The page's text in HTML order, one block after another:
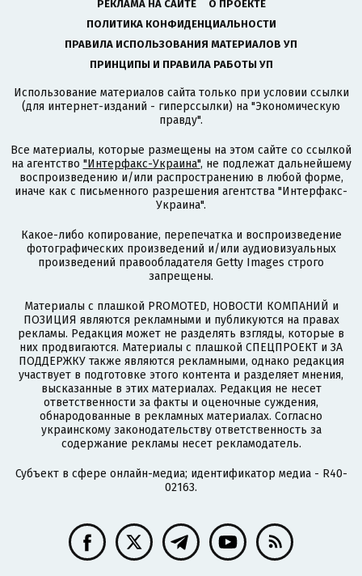
РЕКЛАМА НА САЙТЕ
О ПРОЕКТЕ
ПОЛИТИКА КОНФИДЕНЦИАЛЬНОСТИ
ПРАВИЛА ИСПОЛЬЗОВАНИЯ МАТЕРИАЛОВ УП
ПРИНЦИПЫ И ПРАВИЛА РАБОТЫ УП
Использование материалов сайта только при условии ссылки
(для интернет-изданий - гиперссылки) на "Экономическую
правду".
Все материалы, которые размещены на этом сайте со ссылкой
на агентство "Интерфакс-Украина", не подлежат дальнейшему
воспроизведению и/или распространению в любой форме,
иначе как с письменного разрешения агентства "Интерфакс-
Украина".
Какое-либо копирование, перепечатка и воспроизведение
фотографических произведений и/или аудиовизуальных
произведений правообладателя Getty Images строго
запрещены.
Материалы с плашкой PROMOTED, НОВОСТИ КОМПАНИЙ и
ПОЗИЦИЯ являются рекламными и публикуются на правах
рекламы. Редакция может не разделять взгляды, которые в
них продвигаются. Материалы с плашкой СПЕЦПРОЕКТ и ЗА
ПОДДЕРЖКУ также являются рекламными, однако редакция
участвует в подготовке этого контента и разделяет мнения,
высказанные в этих материалах. Редакция не несет
ответственности за факты и оценочные суждения,
обнародованные в рекламных материалах. Согласно
украинскому законодательству ответственность за
содержание рекламы несет рекламодатель.
Субъект в сфере онлайн-медиа; идентификатор медиа - R40-
02163.